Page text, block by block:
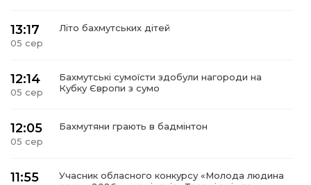
13:17
05 сер
Літо бахмутських дітей
12:14
05 сер
Бахмутські сумоїсти здобули нагороди на
Кубку Європи з сумо
12:05
05 сер
Бахмутяни грають в бадмінтон
11:55
Учасник обласного конкурсу «Молода людина